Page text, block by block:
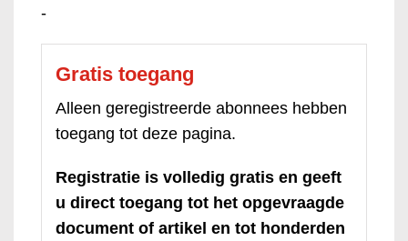
-
Gratis toegang
Alleen geregistreerde abonnees hebben
toegang tot deze pagina.
Registratie is volledig gratis en geeft
u direct toegang tot het opgevraagde
document of artikel en tot honderden